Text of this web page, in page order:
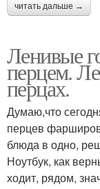
читать дальше →
Ленивые
перцем.
перцах.
Думаю,что
перцев
блюда в одно,
Ноутбук, как
ходит, рядом,